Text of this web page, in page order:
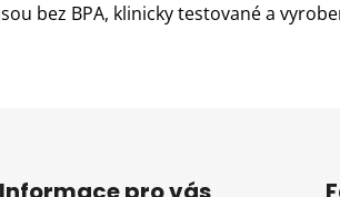
bez BPA, klinicky testované a